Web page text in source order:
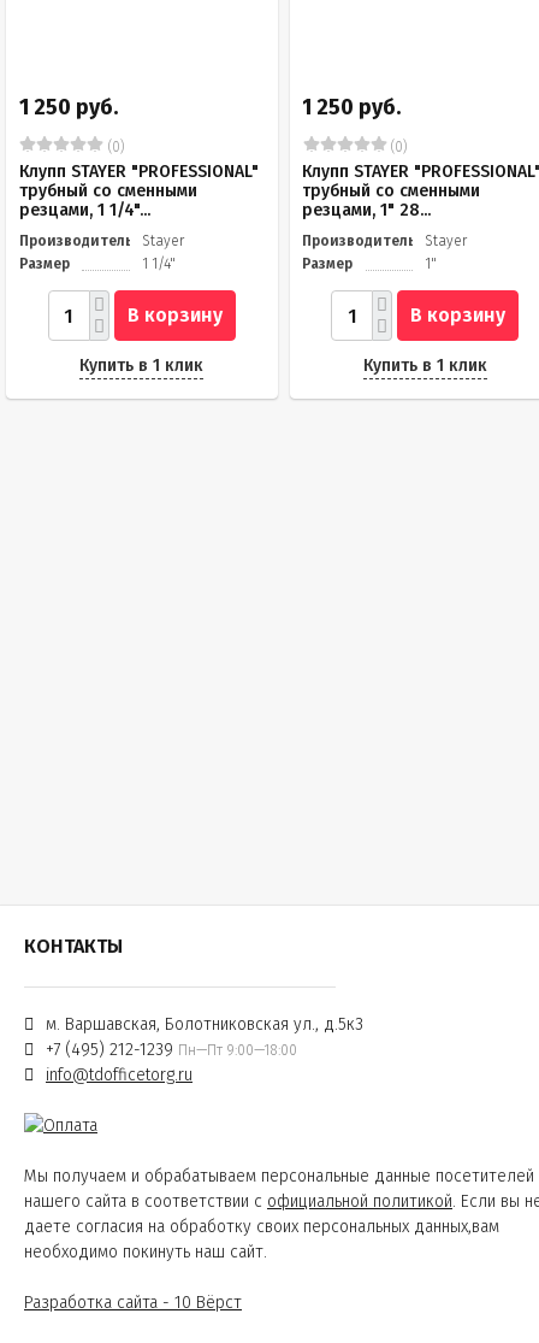
1 250 руб.
(0)
Клупп STAYER "PROFESSIONAL"
трубный со сменными
резцами, 1 1/4"...
Производитель
Stayer
Размер
1 1/4"
В корзину
Купить в 1 клик
1 250 руб.
(0)
Клупп STAYER
трубный со сменными
резцами, 1" 28...
Производитель
Stayer
Размер
1"
В корзину
Купить в 1 клик
КОНТАКТЫ
м. Варшавская, Болотниковская ул., д.5к3
+7 (495) 212-1239 Пн—Пт 9:00—18:00
info@tdofficetorg.ru
Мы получаем и обрабатываем персональные данные посетителей
нашего сайта в соответствии с официальной политикой. Если вы
даете согласия на обработку своих персональных данных,вам
необходимо покинуть наш сайт.
Разработка сайта - 10 Вёрст